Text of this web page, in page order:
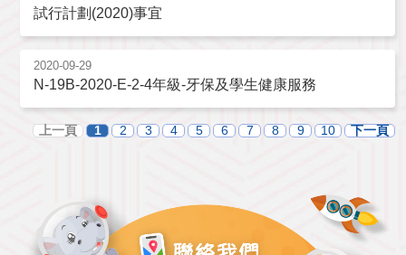
試行計劃(2020)事宜
2020-09-29
N-19B-2020-E-2-4年級-牙保及學生健康服務
上一頁 1 2 3 4 5 6 7 8 9 10 下一頁